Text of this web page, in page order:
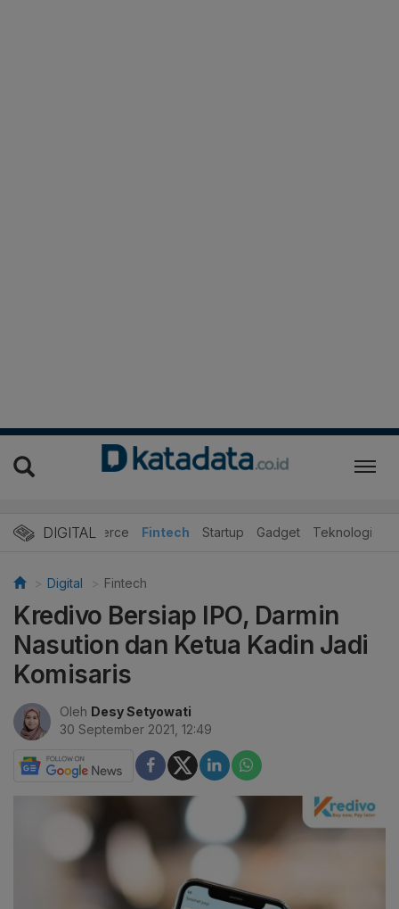
DIGITAL
E-Commerce Fintech Startup Gadget Teknologi
Digital Fintech
Kredivo Bersiap IPO, Darmin
Nasution dan Ketua Kadin Jadi
Komisaris
Oleh Desy Setyowati
30 September 2021, 12:49